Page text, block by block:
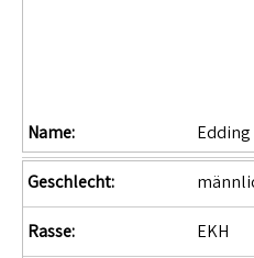
Name: Edding
Geschlecht:
Rasse: EKH